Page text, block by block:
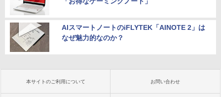
AIスマートノートのiFLYTEK「AINOTE 2」は
なぜ魅力的なのか？
本サイトのご利用について お問い合わせ